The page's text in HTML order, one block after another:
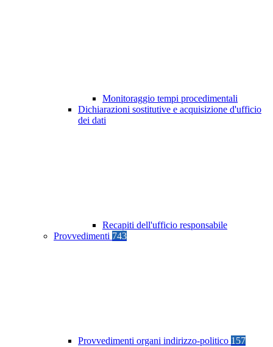
Monitoraggio tempi procedimentali
Dichiarazioni sostitutive e acquisizione d'ufficio
dei dati
Recapiti dell'ufficio responsabile
Provvedimenti 743
Provvedimenti organi indirizzo-politico 157